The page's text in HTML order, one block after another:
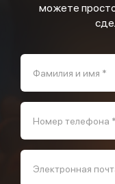
можете
Фамилия и имя *
Номер телефона *
Электронная